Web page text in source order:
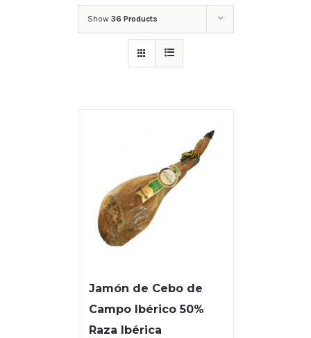
Show 36 Products
Jamón de Cebo de
Campo Ibérico 50%
Raza Ibérica